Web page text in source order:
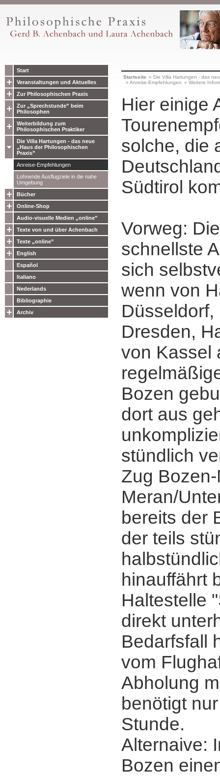
Start
Veranstaltungen und Aktuelles
Zur Philosophischen Praxis
Zur „Sprechstunde” beim
Philosophen
Weiterbildung zum
Philosophischen Praktiker
Die Villa Hartungen - das neue
„Haus der Philosophischen
Praxis”
Anreise-Empfehlungen
Lohnende Ausflugziele in die nahe
Umgebung
Bücher
Online-Shop
Audio-visuelle Medien „online”
Texte von und über Achenbach
Texte „online”
English
Español
Italiano
Nederlands
Bibliographie
Archiv
Startseite » Die Villa Hartungen - das
» Anreise-Empfehlungen » Weitere
Hier einige
solche, die
Südtirol
Vorweg:
schnellste
sich
wenn von
Düsseldorf,
Dresden,
von Kassel
Bozen
dort aus
stündlich
Zug
Meran/
bereits der
der teils
hinauffährt
Haltestelle
direkt
Bedarfsfall
vom
Abholung
benötigt
Stunde.
Alternaive:
Bozen